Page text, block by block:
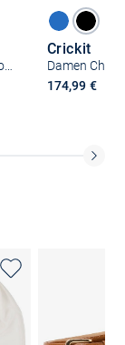
Crickit
174,99 €